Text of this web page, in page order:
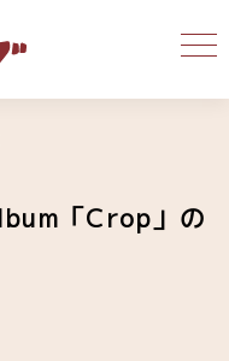
「Crop」の